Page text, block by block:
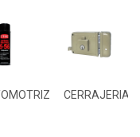
CERRAJERIA